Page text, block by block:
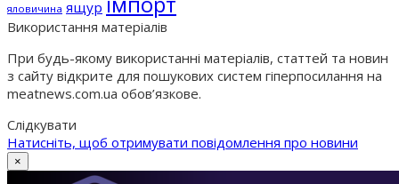
яловичина ящур
Використання матеріалів
При будь-якому використанні матеріалів, статтей та новин
з сайту відкрите для пошукових систем гіперпосилання на
meatnews.com.ua обов’язкове.
Слідкувати
Натисніть, щоб отримувати повідомлення про новини
×